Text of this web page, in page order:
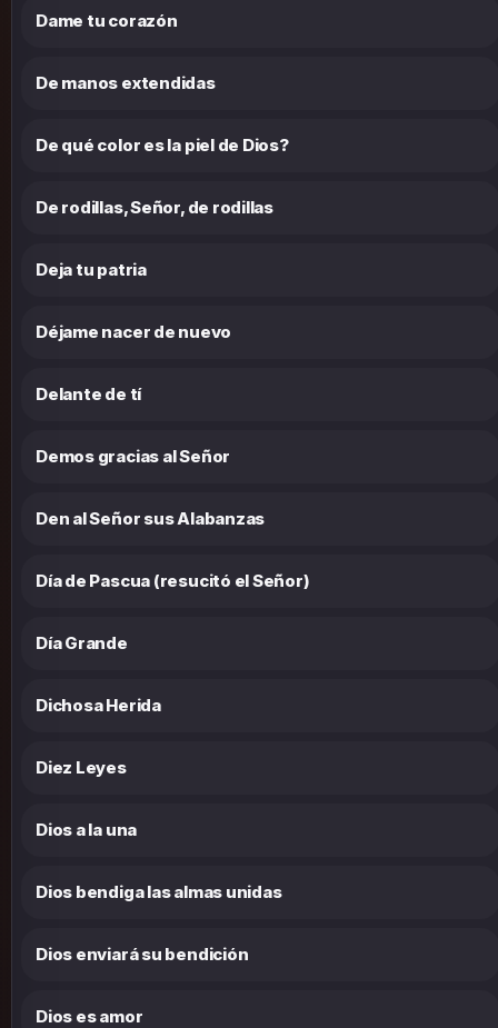
Dame tu corazón
De manos extendidas
De qué color es la piel de Dios?
De rodillas, Señor, de rodillas
Deja tu patria
Déjame nacer de nuevo
Delante de tí
Demos gracias al Señor
Den al Señor sus Alabanzas
Día de Pascua (resucitó el Señor)
Día Grande
Dichosa Herida
Diez Leyes
Dios a la una
Dios bendiga las almas unidas
Dios enviará su bendición
Dios es amor